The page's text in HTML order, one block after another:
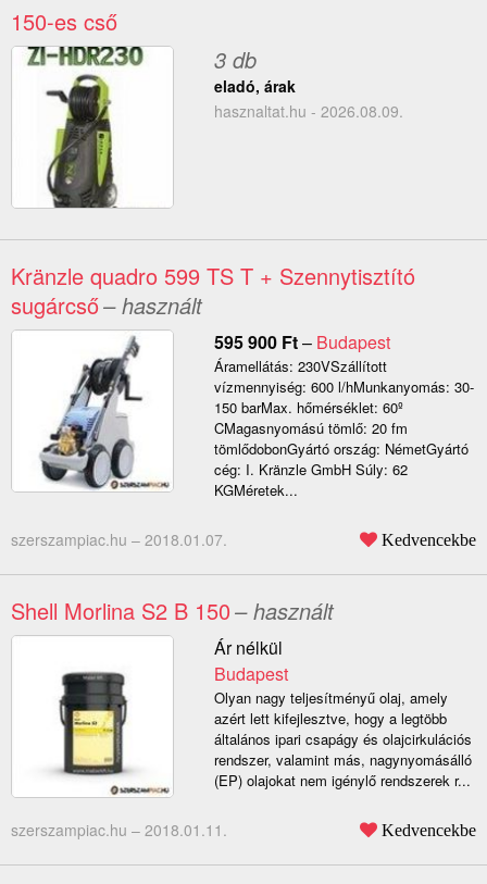
150-es cső
3 db
eladó, árak
hasznaltat.hu - 2026.08.09.
Kränzle quadro 599 TS T + Szennytisztító
sugárcső– használt
595 900 Ft– Budapest
Áramellátás: 230VSzállított
vízmennyiség: 600 l/hMunkanyomás: 30-
150 barMax. hőmérséklet: 60º
CMagasnyomású tömlő: 20 fm
tömlődobonGyártó ország: NémetGyártó
cég: I. Kränzle GmbH Súly: 62
KGMéretek...
szerszampiac.hu – 2018.01.07. Kedvencekbe
Shell Morlina S2 B 150– használt
Ár nélkül
Budapest
Olyan nagy teljesítményű olaj, amely
azért lett kifejlesztve, hogy a legtöbb
általános ipari csapágy és olajcirkulációs
rendszer, valamint más, nagynyomásálló
(EP) olajokat nem igénylő rendszerek r...
szerszampiac.hu – 2018.01.11. Kedvencekbe